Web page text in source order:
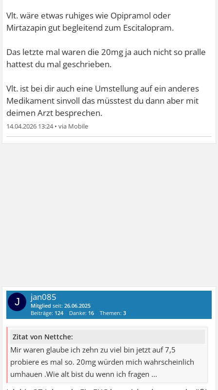
Vlt. wäre etwas ruhiges wie Opipramol oder
Mirtazapin gut begleitend zum Escitalopram.
Das letzte mal waren die 20mg ja auch nicht so pralle
hattest du mal geschrieben.
Vlt. ist bei dir auch eine Umstellung auf ein anderes
Medikament sinvoll das müsstest du dann aber mit
deimen Arzt besprechen.
14.04.2026 13:24•
J jan085
Mitglied seit:26.06.2025
Beiträge: 124 Danke: 16 Themen:3
Zitat von Nettche:
Mir waren glaube ich zehn zu viel bin jetzt auf 7,5
probiere es mal so. 20mg würden mich wahrscheinlich
umhauen .Wie alt bist du wenn ich fragen ...